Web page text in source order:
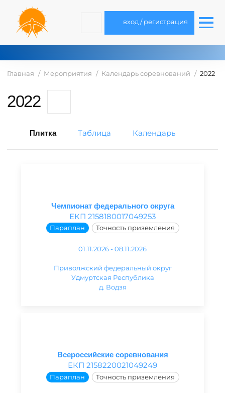
вход / регистрация
Главная Мероприятия Календарь соревнований 2022
2022
Плитка Таблица Календарь
Чемпионат федерального округа
ЕКП 2158180017049253
Параплан Точность приземления
01.11.2026 - 08.11.2026
Приволжский федеральный округ
Удмуртская Республика
д. Водзя
Всероссийские соревнования
ЕКП 2158220021049249
Параплан Точность приземления